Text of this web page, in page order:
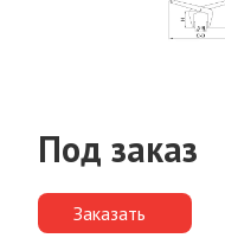
Под заказ
Заказать